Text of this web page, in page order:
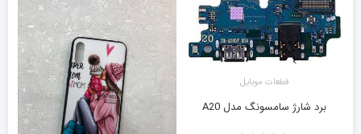
قطعات موبایل
برد شارژ سامسونگ مدل A20